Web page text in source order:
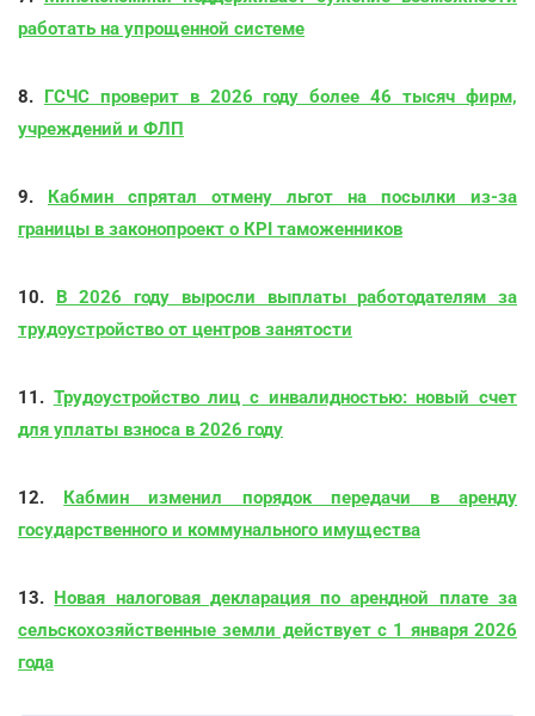
работать на упрощенной системе
8. ГСЧС проверит в 2026 году более 46 тысяч фирм,
учреждений и ФЛП
9. Кабмин спрятал отмену льгот на посылки из-за
границы в законопроект о КРІ таможенников
10. В 2026 году выросли выплаты работодателям за
трудоустройство от центров занятости
11. Трудоустройство лиц с инвалидностью: новый счет
для уплаты взноса в 2026 году
12. Кабмин изменил порядок передачи в аренду
государственного и коммунального имущества
13. Новая налоговая декларация по арендной плате за
сельскохозяйственные земли действует с 1 января 2026
года